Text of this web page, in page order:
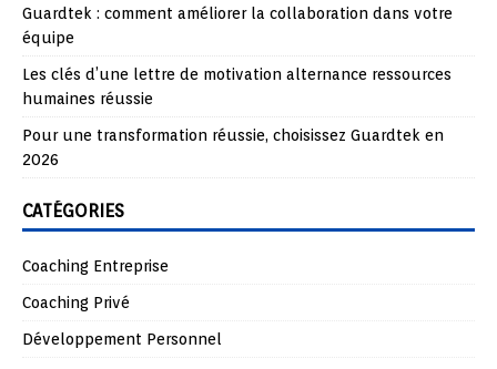
Guardtek : comment améliorer la collaboration dans votre
équipe
Les clés d’une lettre de motivation alternance ressources
humaines réussie
Pour une transformation réussie, choisissez Guardtek en
2026
CATÉGORIES
Coaching Entreprise
Coaching Privé
Développement Personnel